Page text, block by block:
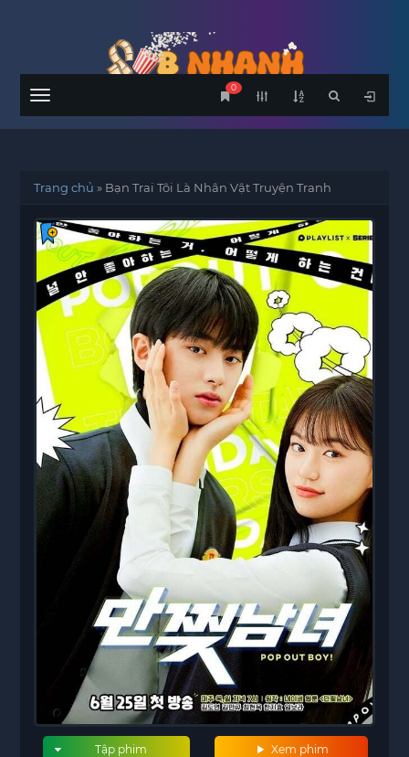
Menu
0
Trang chủ » Bạn Trai Tôi Là Nhân Vật Truyện Tranh
Xem phim
Tập phim